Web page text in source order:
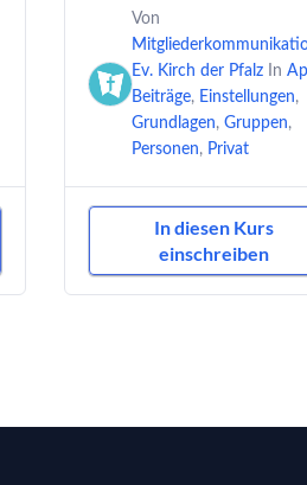
Von
Ev. Kirch der PfalzIn
Beiträge, Einstellungen,
Grundlagen, Gruppen,
Personen, Privat
In diesen Kurs
einschreiben